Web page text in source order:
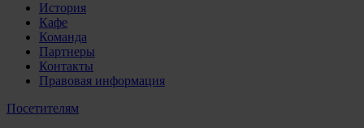
История
Кафе
Команда
Партнеры
Контакты
Правовая информация
Посетителям